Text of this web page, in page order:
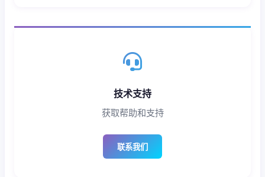
技术支持
获取帮助和支持
联系我们